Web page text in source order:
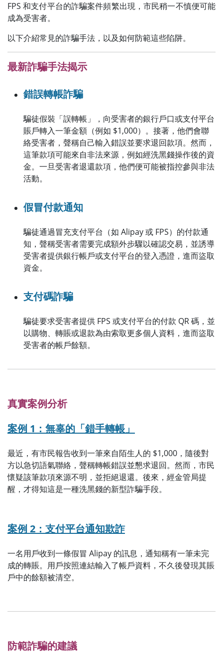
FPS 和支付平台的詐騙案件頻繁出現，市民稍一不慎便可能
成為受害者。
以下介紹常見的詐騙手法，以及如何防範這些陷阱。
最新詐騙手法揭示
錯誤轉帳詐騙
騙徒假裝「誤轉帳」，向受害者的銀行戶口或支付平台
賬戶轉入一筆金額（例如 $1,000）。接著，他們會聯
絡受害者，聲稱自己輸入錯誤並要求退回款項。然而，
這筆款項可能來自非法來源，例如經洗黑錢操作後的資
金。一旦受害者退還款項，他們便可能被指控參與非法
活動。
假冒付款通知
騙徒通過冒充支付平台（如 Alipay 或 FPS）的付款通
知，聲稱受害者需要完成額外步驟以確認交易，並誘導
受害者提供銀行帳戶或支付平台的登入憑證，進而盜取
資金。
支付碼詐騙
騙徒要求受害者提供 FPS 或支付平台的付款 QR 碼，並
以購物、轉賬或退款為由索取更多個人資料，進而盜取
受害者的帳戶餘額。
真實案例分析
案例 1：無辜的「錯手轉帳」
最近，有市民報告收到一筆來自陌生人的 $1,000，隨後對
方以急切語氣聯絡，聲稱轉帳錯誤並懇求退回。然而，市民
懷疑該筆款項來源不明，並拒絕退還。後來，經金管局提
醒，才得知這是一種洗黑錢的新型詐騙手段。
案例 2：支付平台通知欺詐
一名用戶收到一條假冒 Alipay 的訊息，通知稱有一筆未完
成的轉賬。用戶按照連結輸入了帳戶資料，不久後發現其賬
戶中的餘額被清空。
防範詐騙的建議